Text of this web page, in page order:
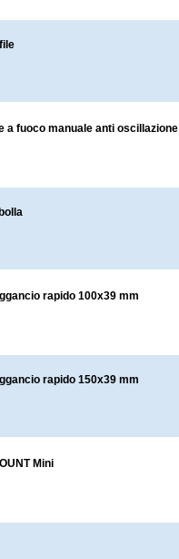
a fuoco manuale anti oscillazione
rapido 100x39 mm
rapido 150x39 mm
Mini